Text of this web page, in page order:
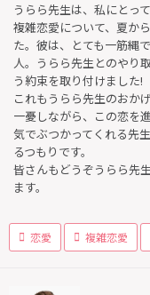
うらら先生は、私にとっ
複雑恋愛について、夏か
た。彼は、とても一筋縄
人。うらら先生とのやり
う約束を取り付けました!
これもうらら先生のおか
一憂しながら、この恋を
気でぶつかってくれる先
るつもりです。
皆さんもどうぞうらら先
ます。
恋愛 複雑恋愛